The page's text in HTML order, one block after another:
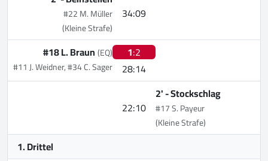
34:09
#22 M. Müller
(Kleine Strafe)
1:2
28:14
#18 L. Braun(EQ)
#11 J. Weidner, #34 C. Sager
22:10
2' -Stockschlag
#17 S. Payeur
(Kleine Strafe)
1. Drittel